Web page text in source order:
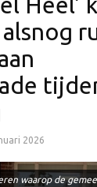
2026
waarop de